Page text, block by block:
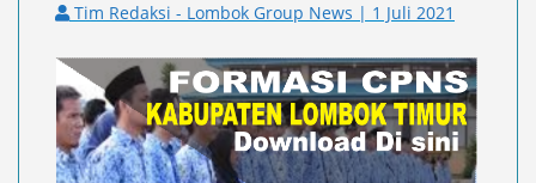
Tim Redaksi - Lombok Group News | 1 Juli 2021